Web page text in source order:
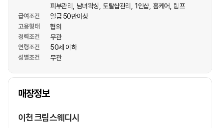
피부관리
남녀왁싱 토탈샵관리 1인샵 홈케어 림프
급여조건 일급 50만이상
고용형태 협의
경력조건 무관
연령조건 50세 이하
성별조건 무관
매장정보
상호명
이천 크림스웨디시